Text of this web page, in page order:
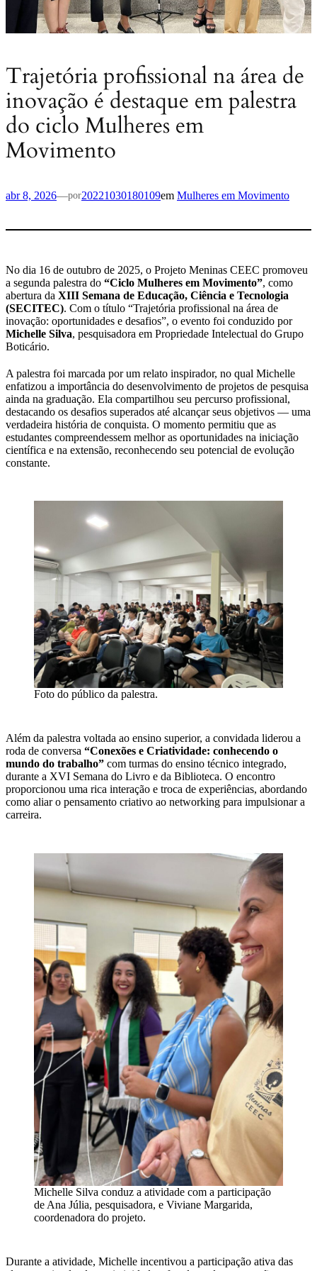
Trajetória profissional na área de
inovação é destaque em palestra
do ciclo Mulheres em
Movimento
abr 8, 2026—por20221030180109em Mulheres em Movimento
No dia 16 de outubro de 2025, o Projeto Meninas CEEC promoveu
a segunda palestra do “Ciclo Mulheres em Movimento”, como
abertura da XIII Semana de Educação, Ciência e Tecnologia
(SECITEC). Com o título “Trajetória profissional na área de
inovação: oportunidades e desafios”, o evento foi conduzido por
Michelle Silva, pesquisadora em Propriedade Intelectual do Grupo
Boticário.
A palestra foi marcada por um relato inspirador, no qual Michelle
enfatizou a importância do desenvolvimento de projetos de pesquisa
ainda na graduação. Ela compartilhou seu percurso profissional,
destacando os desafios superados até alcançar seus objetivos — uma
verdadeira história de conquista. O momento permitiu que as
estudantes compreendessem melhor as oportunidades na iniciação
científica e na extensão, reconhecendo seu potencial de evolução
constante.
Foto do público da palestra.
Além da palestra voltada ao ensino superior, a convidada liderou a
roda de conversa “Conexões e Criatividade: conhecendo o
mundo do trabalho” com turmas do ensino técnico integrado,
durante a XVI Semana do Livro e da Biblioteca. O encontro
proporcionou uma rica interação e troca de experiências, abordando
como aliar o pensamento criativo ao networking para impulsionar a
carreira.
Michelle Silva conduz a atividade com a participação
de Ana Júlia, pesquisadora, e Viviane Margarida,
coordenadora do projeto.
Durante a atividade, Michelle incentivou a participação ativa das